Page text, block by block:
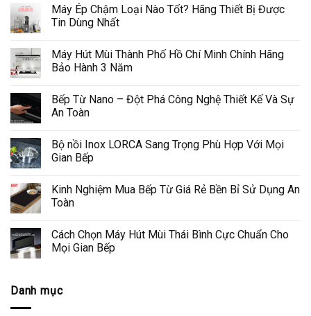
Máy Ép Chậm Loại Nào Tốt? Hãng Thiết Bị Được
Tin Dùng Nhất
Máy Hút Mùi Thành Phố Hồ Chí Minh Chính Hãng
Bảo Hành 3 Năm
Bếp Từ Nano – Đột Phá Công Nghệ Thiết Kế Và Sự
An Toàn
Bộ nồi Inox LORCA Sang Trọng Phù Hợp Với Mọi
Gian Bếp
Kinh Nghiệm Mua Bếp Từ Giá Rẻ Bền Bỉ Sử Dụng An
Toàn
Cách Chọn Máy Hút Mùi Thái Bình Cực Chuẩn Cho
Mọi Gian Bếp
Danh mục